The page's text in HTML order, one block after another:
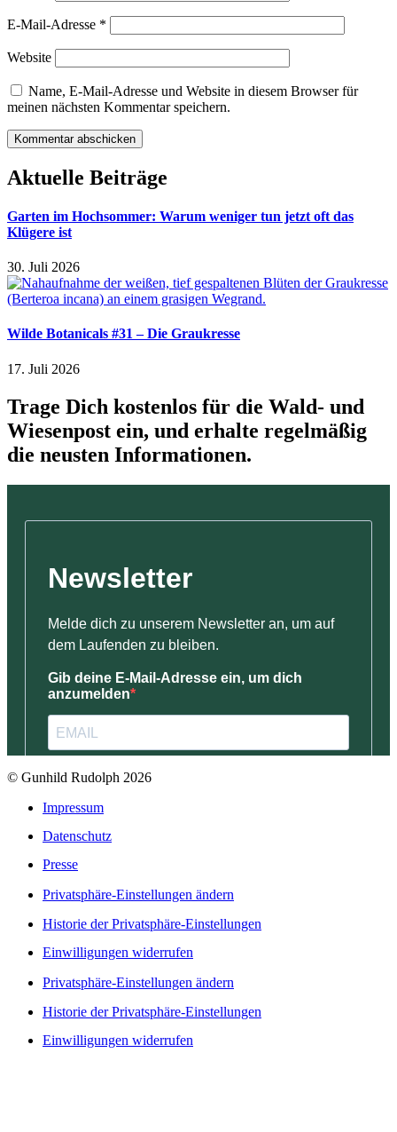
E-Mail-Adresse *
Website
Name, E-Mail-Adresse und Website in diesem Browser für
meinen nächsten Kommentar speichern.
Aktuelle Beiträge
Garten im Hochsommer: Warum weniger tun jetzt oft das
Klügere ist
30. Juli 2026
Wilde Botanicals #31 – Die Graukresse
17. Juli 2026
Trage Dich kostenlos für die Wald- und
Wiesenpost ein, und erhalte regelmäßig
die neusten Informationen.
© Gunhild Rudolph 2026
Impressum
Datenschutz
Presse
Privatsphäre-Einstellungen ändern
Historie der Privatsphäre-Einstellungen
Einwilligungen widerrufen
Privatsphäre-Einstellungen ändern
Historie der Privatsphäre-Einstellungen
Einwilligungen widerrufen